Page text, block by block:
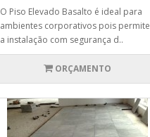
O Piso Elevado Basalto é ideal para
ambientes corporativos pois permite
a instalação com segurança d..
ORÇAMENTO